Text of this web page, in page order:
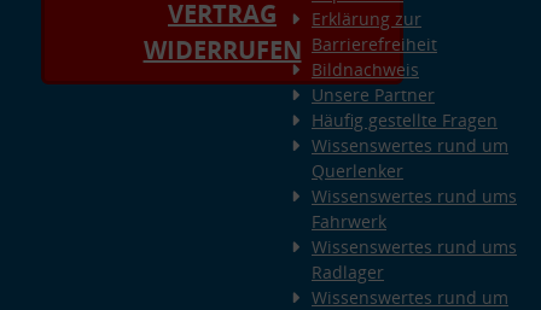
VERTRAG
WIDERRUFEN
Erklärung zur
Barrierefreiheit
Bildnachweis
Unsere Partner
Häufig gestellte Fragen
Wissenswertes rund um
Querlenker
Wissenswertes rund ums
Fahrwerk
Wissenswertes rund ums
Radlager
Wissenswertes rund um